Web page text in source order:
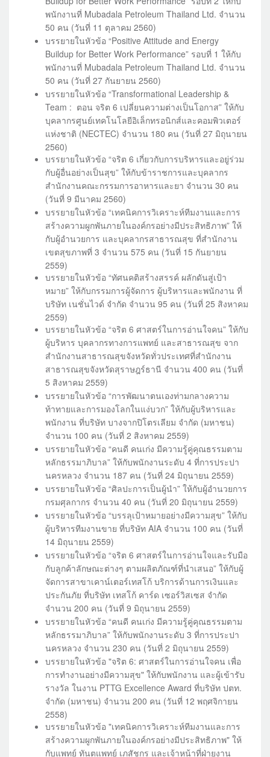
พนักงานที่ Mubadala Petroleum Thailand Ltd. จำนวน
50 คน (วันที่ 11 ตุลาคม 2560)
บรรยายในหัวข้อ “Positive Attitude and Energy
Buildup for Better Work Performance” รอบที่ 1 ให้กับ
พนักงานที่ Mubadala Petroleum Thailand Ltd. จำนวน
50 คน (วันที่ 27 กันยายน 2560)
บรรยายในหัวข้อ “Transformational Leadership &
Team : ตอน จริต 6 เปลี่ยนความต่างเป็นโอกาส” ให้กับ
บุคลากรศูนย์เทคโนโลยีอิเล็กทรอนิกส์และคอมพิวเตอร์
แห่งชาติ (NECTEC) จำนวน 180 คน (วันที่ 27 มิถุนายน
2560)
บรรยายในหัวข้อ “จริต 6 เกี่ยวกับการบริหารและอยู่ร่วม
กับผู้อื่นอย่างเป็นสุข” ให้กับข้าราชการและบุคลากร
สำนักงานคณะกรรมการอาหารและยา จำนวน 30 คน
(วันที่ 9 มีนาคม 2560)
บรรยายในหัวข้อ “เทคนิคการวิเคราะห์ทีมงานและการ
สร้างความผูกพันภายในองค์กรอย่างมีประสิทธิภาพ” ให้
กับผู้อำนวยการ และบุคลากรสาธารณสุข ที่สำนักงาน
เขตสุขภาพที่ 3 จำนวน 575 คน (วันที่ 15 กันยายน
2559)
บรรยายในหัวข้อ “ทัศนคติสร้างสรรค์ ผลักดันสู่เป้า
หมาย” ให้กับกรรมการผู้จัดการ ผู้บริหารและพนักงาน ที่
บริษัท เนชั่นไวด์ จำกัด จำนวน 95 คน (วันที่ 25 สิงหาคม
2559)
บรรยายในหัวข้อ “จริต 6 ศาสตร์ในการอ่านใจคน” ให้กับ
ผู้บริหาร บุคลากรทางการแพทย์ และสาธารณสุข จาก
สำนักงานสาธารณสุขจังหวัดทั่วประเทศที่สำนักงาน
สาธารณสุขจังหวัดสุราษฎร์ธานี จำนวน 400 คน (วันที่
5 สิงหาคม 2559)
บรรยายในหัวข้อ “การพัฒนาตนเองท่ามกลางความ
ท้าทายและการมองโลกในแง่บวก” ให้กับผู้บริหารและ
พนักงาน ที่บริษัท บางจากปิโตรเลียม จำกัด (มหาชน)
จำนวน 100 คน (วันที่ 2 สิงหาคม 2559)
บรรยายในหัวข้อ “คนดี คนเก่ง มีความรู้คู่คุณธรรมตาม
หลักธรรมาภิบาล” ให้กับพนักงานระดับ 4 ที่การประปา
นครหลวง จำนวน 187 คน (วันที่ 24 มิถุนายน 2559)
บรรยายในหัวข้อ “ศิลปะการเป็นผู้นำ” ให้กับผู้อำนวยการ
กรมศุลกากร จำนวน 40 คน (วันที่ 20 มิถุนายน 2559)
บรรยายในหัวข้อ “บรรลุเป้าหมายอย่างมีความสุข” ให้กับ
ผู้บริหารทีมงานขาย ที่บริษัท AIA จำนวน 100 คน (วันที่
14 มิถุนายน 2559)
บรรยายในหัวข้อ “จริต 6 ศาสตร์ในการอ่านใจและรับมือ
กับลูกค้าลักษณะต่างๆ ตามผลิตภัณฑ์ที่นำเสนอ” ให้กับผู้
จัดการสาขาเคาน์เตอร์เทสโก้ บริการด้านการเงินและ
ประกันภัย ที่บริษัท เทสโก้ คาร์ด เซอร์วิสเซส จำกัด
จำนวน 200 คน (วันที่ 9 มิถุนายน 2559)
บรรยายในหัวข้อ “คนดี คนเก่ง มีความรู้คู่คุณธรรมตาม
หลักธรรมาภิบาล” ให้กับพนักงานระดับ 3 ที่การประปา
นครหลวง จำนวน 230 คน (วันที่ 2 มิถุนายน 2559)
บรรยายในหัวข้อ "จริต 6: ศาสตร์ในการอ่านใจคน เพื่อ
การทำงานอย่างมีความสุข" ให้กับพนักงาน และผู้เข้ารับ
รางวัล ในงาน PTTG Excellence Award ที่บริษัท ปตท.
จำกัด (มหาชน) จำนวน 200 คน (วันที่ 12 พฤศจิกายน
2558)
บรรยายในหัวข้อ "เทคนิคการวิเคราะห์ทีมงานและการ
สร้างความผูกพันภายในองค์กรอย่างมีประสิทธิภาพ" ให้
กับแพทย์ ทันตแพทย์ เภสัชกร และเจ้าหน้าที่ฝ่ายงาน